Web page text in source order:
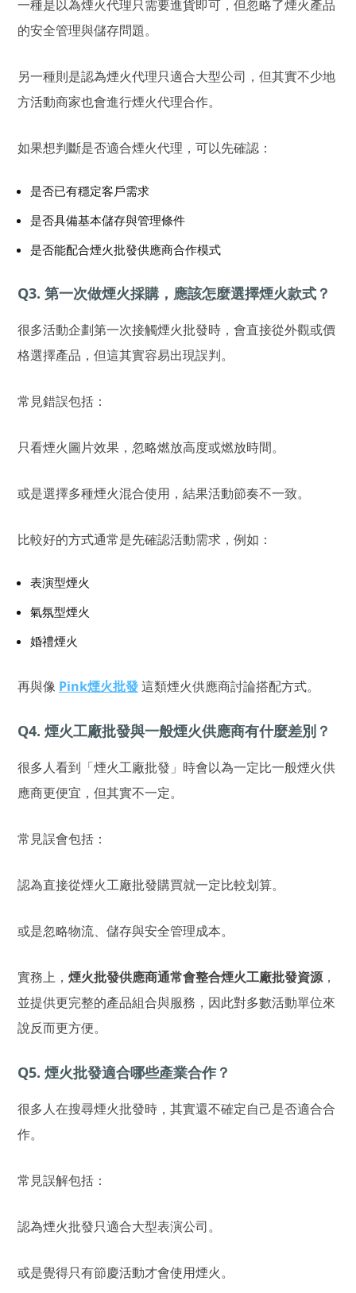
一種是以為煙火代理只需要進貨即可，但忽略了煙火產品
的安全管理與儲存問題。
另一種則是認為煙火代理只適合大型公司，但其實不少地
方活動商家也會進行煙火代理合作。
如果想判斷是否適合煙火代理，可以先確認：
是否已有穩定客戶需求
是否具備基本儲存與管理條件
是否能配合煙火批發供應商合作模式
Q3. 第一次做煙火採購，應該怎麼選擇煙火款式？
很多活動企劃第一次接觸煙火批發時，會直接從外觀或價
格選擇產品，但這其實容易出現誤判。
常見錯誤包括：
只看煙火圖片效果，忽略燃放高度或燃放時間。
或是選擇多種煙火混合使用，結果活動節奏不一致。
比較好的方式通常是先確認活動需求，例如：
表演型煙火
氣氛型煙火
婚禮煙火
再與像 Pink煙火批發這類煙火供應商討論搭配方式。
Q4. 煙火工廠批發與一般煙火供應商有什麼差別？
很多人看到「煙火工廠批發」時會以為一定比一般煙火供
應商更便宜，但其實不一定。
常見誤會包括：
認為直接從煙火工廠批發購買就一定比較划算。
或是忽略物流、儲存與安全管理成本。
實務上， 煙火批發供應商通常會整合煙火工廠批發資源，
並提供更完整的產品組合與服務，因此對多數活動單位來
說反而更方便。
Q5. 煙火批發適合哪些產業合作？
很多人在搜尋煙火批發時，其實還不確定自己是否適合合
作。
常見誤解包括：
認為煙火批發只適合大型表演公司。
或是覺得只有節慶活動才會使用煙火。